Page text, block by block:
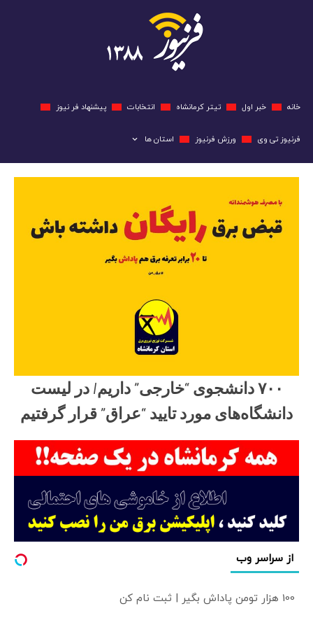
خانه خبر اول تیتر کرمانشاه انتخابات پیشنهاد فر نیوز
فرنیوز تی وی ورزش فرنیوز استان ها
۷۰۰ دانشجوی “خارجی” داریم/ در لیست
دانشگاه‌های مورد تایید “عراق” قرار گرفتیم
از سراسر وب
100 هزار تومن پاداش بگیر | ثبت نام کن